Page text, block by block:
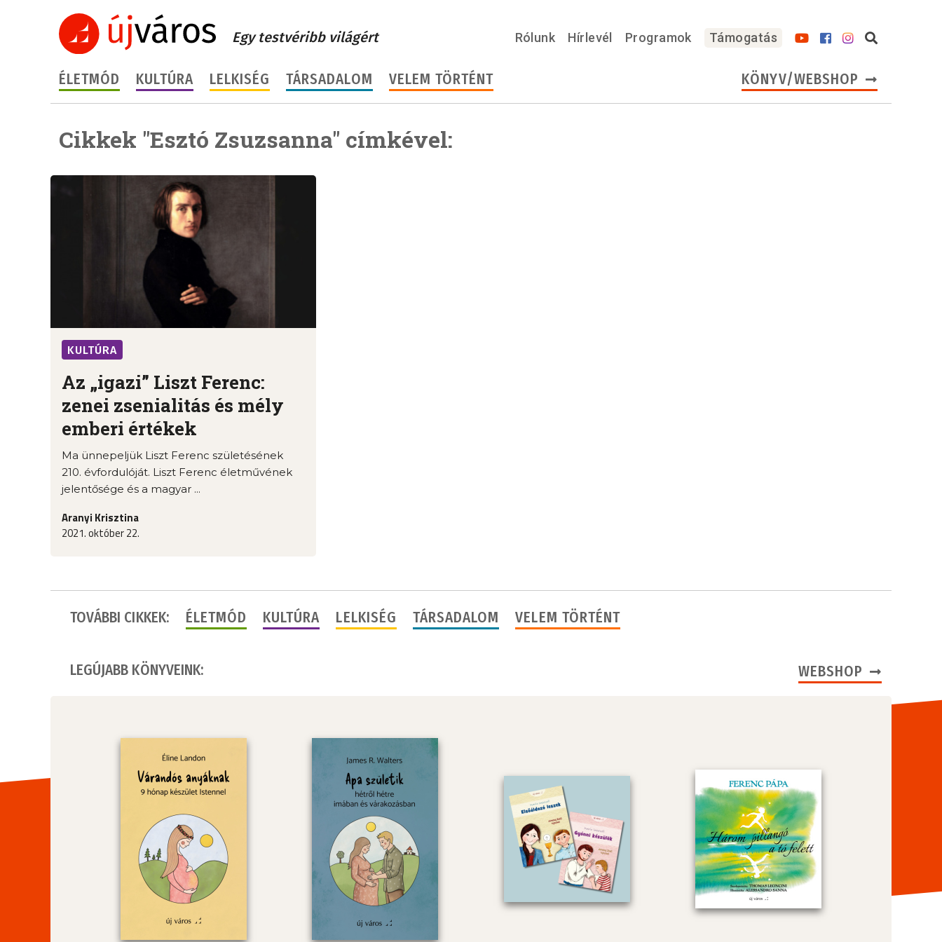
Egy testvéribb világért Rólunk Hírlevél Programok Támogatás
ÉLETMÓD KULTÚRA LELKISÉG TÁRSADALOM VELEM TÖRTÉNT KÖNYV/WEBSHOP
Cikkek "Esztó Zsuzsanna" címkével:
KULTÚRA
Az „igazi” Liszt Ferenc:
zenei zsenialitás és mély
emberi értékek
Ma ünnepeljük Liszt Ferenc születésének
210. évfordulóját. Liszt Ferenc életművének
jelentősége és a magyar ...
Aranyi Krisztina
2021. október 22.
TOVÁBBI CIKKEK: ÉLETMÓD KULTÚRA LELKISÉG TÁRSADALOM VELEM TÖRTÉNT
LEGÚJABB KÖNYVEINK: WEBSHOP